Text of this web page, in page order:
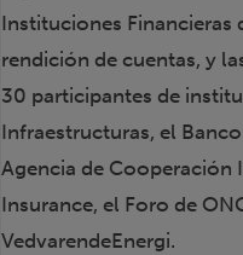
Instituciones Financieras
rendición de cuentas, y
30 participantes de
Infraestructuras, el
Agencia de
Insurance, el Foro de
VedvarendeEnergi.